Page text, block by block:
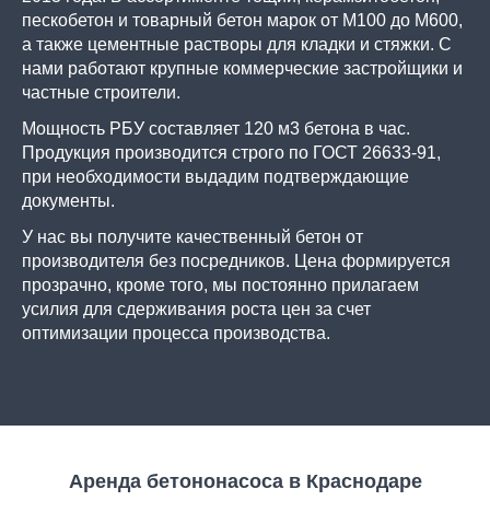
пескобетон и товарный бетон марок от М100 до М600,
а также цементные растворы для кладки и стяжки. С
нами работают крупные коммерческие застройщики и
частные строители.
Мощность РБУ составляет 120 м3 бетона в час.
Продукция производится строго по ГОСТ 26633-91,
при необходимости выдадим подтверждающие
документы.
У нас вы получите качественный бетон от
производителя без посредников. Цена формируется
прозрачно, кроме того, мы постоянно прилагаем
усилия для сдерживания роста цен за счет
оптимизации процесса производства.
Аренда бетононасоса в Краснодаре